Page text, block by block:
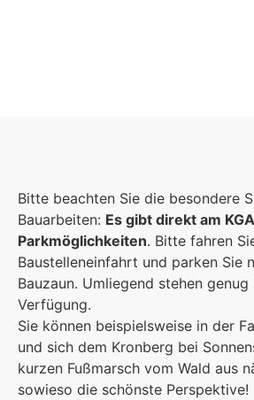
eine starke Gemeinschaft.
Mehr erfahren
Bitte beachten Sie die besondere
Bauarbeiten: Es gibt direkt am
Parkmöglichkeiten. Bitte fahren
Baustelleneinfahrt und parken Sie
Bauzaun. Umliegend stehen
Verfügung.
Sie können beispielsweise in der
und sich dem Kronberg bei
kurzen Fußmarsch vom Wald aus
sowieso die schönste Perspektive!